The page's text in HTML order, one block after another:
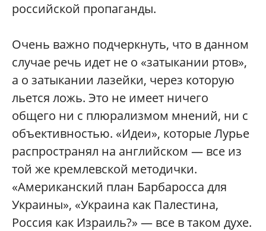
российской пропаганды.
Очень важно подчеркнуть, что в данном
случае речь идет не о «затыкании ртов»,
а о затыкании лазейки, через которую
льется ложь. Это не имеет ничего
общего ни с плюрализмом мнений, ни с
объективностью. «Идеи», которые Лурье
распространял на английском — все из
той же кремлевской методички.
«Американский план Барбаросса для
Украины», «Украина как Палестина,
Россия как Израиль?» — все в таком духе.